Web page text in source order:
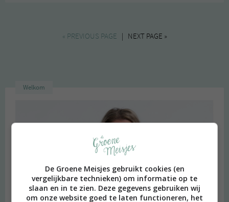
« PREVIOUS PAGE | NEXT PAGE »
Welkom
De Groene Meisjes gebruikt cookies (en
vergelijkbare technieken) om informatie op te
slaan en in te zien. Deze gegevens gebruiken wij
om onze website goed te laten functioneren, het